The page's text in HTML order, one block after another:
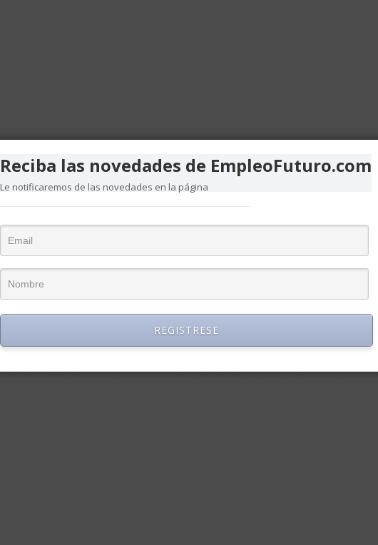
Reciba las novedades de EmpleoFuturo.com
Le notificaremos de las novedades en la página
REGISTRESE